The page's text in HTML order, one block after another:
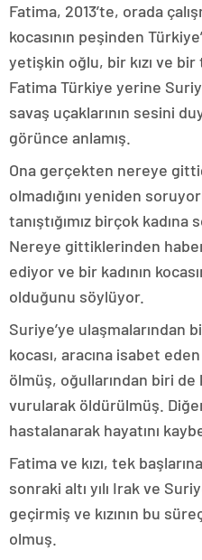
Fatima, 2013’te, orada
kocasının peşinden
yetişkin oğlu, bir kızı ve bir
Fatima Türkiye yerine
savaş uçaklarının sesini
görünce anlamış.
Ona gerçekten nereye
olmadığını yeniden
tanıştığımız birçok kadına
Nereye gittiklerinden
ediyor ve bir kadının
olduğunu söylüyor.
Suriye’ye ulaşmalarından
kocası, aracına isabet
ölmüş, oğullarından biri de
vurularak öldürülmüş.
hastalanarak hayatını
Fatima ve kızı, tek
sonraki altı yılı Irak ve
geçirmiş ve kızının bu
olmuş.